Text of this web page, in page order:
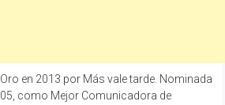
en 2013 por Más vale tarde. Nominada
como Mejor Comunicadora de